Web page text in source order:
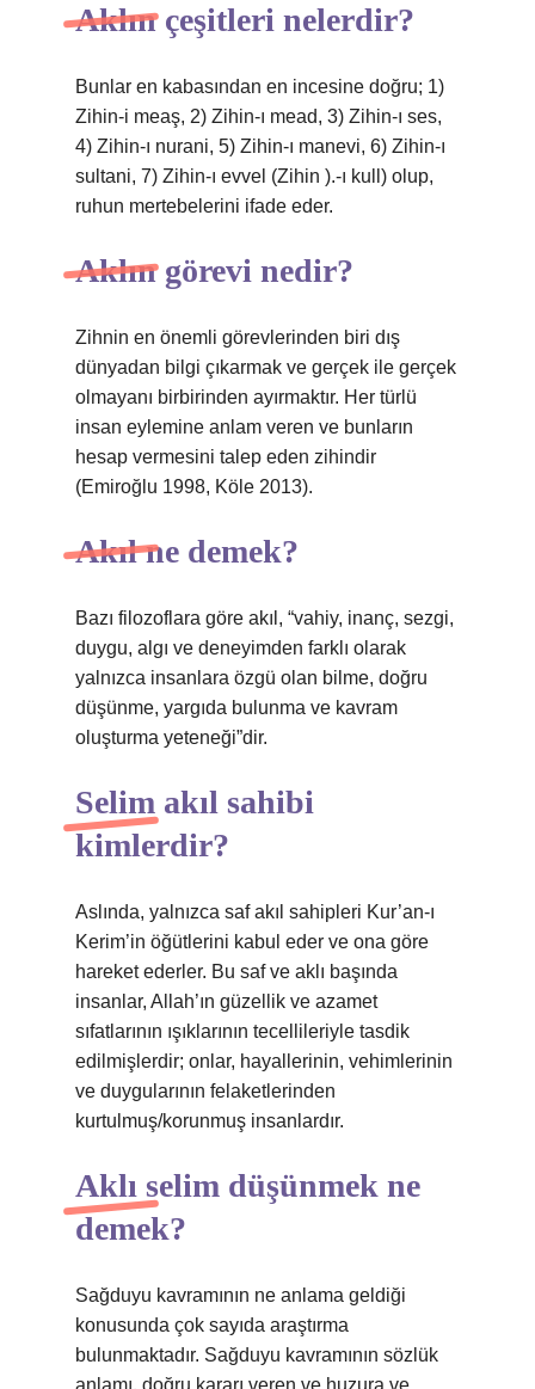
Aklın çeşitleri nelerdir?
Bunlar en kabasından en incesine doğru; 1)
Zihin-i meaş, 2) Zihin-ı mead, 3) Zihin-ı ses,
4) Zihin-ı nurani, 5) Zihin-ı manevi, 6) Zihin-ı
sultani, 7) Zihin-ı evvel (Zihin ).-ı kull) olup,
ruhun mertebelerini ifade eder.
Aklın görevi nedir?
Zihnin en önemli görevlerinden biri dış
dünyadan bilgi çıkarmak ve gerçek ile gerçek
olmayanı birbirinden ayırmaktır. Her türlü
insan eylemine anlam veren ve bunların
hesap vermesini talep eden zihindir
(Emiroğlu 1998, Köle 2013).
Akıl ne demek?
Bazı filozoflara göre akıl, “vahiy, inanç, sezgi,
duygu, algı ve deneyimden farklı olarak
yalnızca insanlara özgü olan bilme, doğru
düşünme, yargıda bulunma ve kavram
oluşturma yeteneği”dir.
Selim akıl sahibi
kimlerdir?
Aslında, yalnızca saf akıl sahipleri Kur’an-ı
Kerim’in öğütlerini kabul eder ve ona göre
hareket ederler. Bu saf ve aklı başında
insanlar, Allah’ın güzellik ve azamet
sıfatlarının ışıklarının tecellileriyle tasdik
edilmişlerdir; onlar, hayallerinin, vehimlerinin
ve duygularının felaketlerinden
kurtulmuş/korunmuş insanlardır.
Aklı selim düşünmek ne
demek?
Sağduyu kavramının ne anlama geldiği
konusunda çok sayıda araştırma
bulunmaktadır. Sağduyu kavramının sözlük
anlamı, doğru kararı veren ve huzura ve